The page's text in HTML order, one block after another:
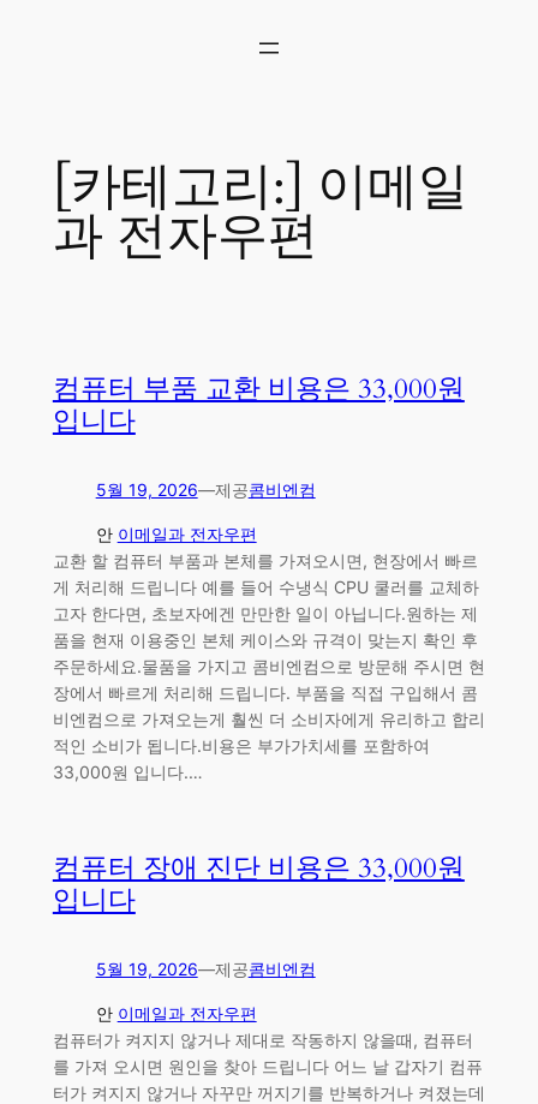
[카테고리:] 이메일
과 전자우편
컴퓨터 부품 교환 비용은 33,000원
입니다
5월 19, 2026—제공콤비엔컴
안 이메일과 전자우편
교환 할 컴퓨터 부품과 본체를 가져오시면, 현장에서 빠르
게 처리해 드립니다 예를 들어 수냉식 CPU 쿨러를 교체하
고자 한다면, 초보자에겐 만만한 일이 아닙니다.원하는 제
품을 현재 이용중인 본체 케이스와 규격이 맞는지 확인 후
주문하세요.물품을 가지고 콤비엔컴으로 방문해 주시면 현
장에서 빠르게 처리해 드립니다. 부품을 직접 구입해서 콤
비엔컴으로 가져오는게 훨씬 더 소비자에게 유리하고 합리
적인 소비가 됩니다.비용은 부가가치세를 포함하여
33,000원 입니다.…
컴퓨터 장애 진단 비용은 33,000원
입니다
5월 19, 2026—제공콤비엔컴
안 이메일과 전자우편
컴퓨터가 켜지지 않거나 제대로 작동하지 않을때, 컴퓨터
를 가져 오시면 원인을 찾아 드립니다 어느 날 갑자기 컴퓨
터가 켜지지 않거나 자꾸만 꺼지기를 반복하거나 켜졌는데